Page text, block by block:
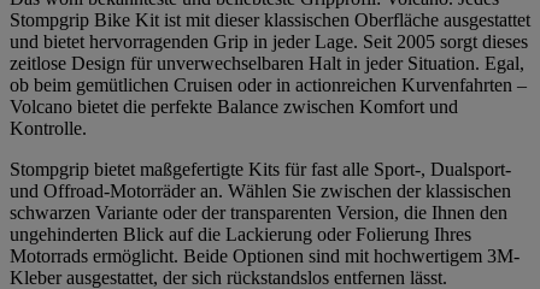
Stompgrip Bike Kit ist mit dieser klassischen Oberfläche ausgestattet
und bietet hervorragenden Grip in jeder Lage. Seit 2005 sorgt dieses
zeitlose Design für unverwechselbaren Halt in jeder Situation. Egal,
ob beim gemütlichen Cruisen oder in actionreichen Kurvenfahrten –
Volcano bietet die perfekte Balance zwischen Komfort und
Kontrolle.
Stompgrip bietet maßgefertigte Kits für fast alle Sport-, Dualsport-
und Offroad-Motorräder an. Wählen Sie zwischen der klassischen
schwarzen Variante oder der transparenten Version, die Ihnen den
ungehinderten Blick auf die Lackierung oder Folierung Ihres
Motorrads ermöglicht. Beide Optionen sind mit hochwertigem 3M-
Kleber ausgestattet, der sich rückstandslos entfernen lässt.